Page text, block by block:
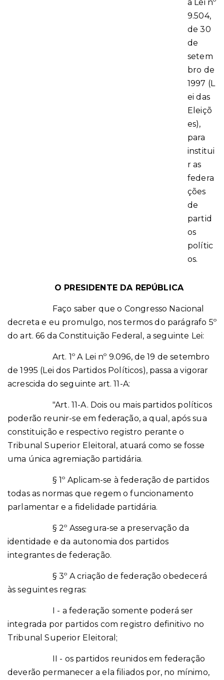
a Lei nº
9.504,
de 30
de
setem
bro de
1997 (L
ei das
Eleiçõ
es),
para
institui
r as
federa
ções
de
partid
os
polític
os.
O PRESIDENTE DA REPÚBLICA
Faço saber que o Congresso Nacional
decreta e eu promulgo, nos termos do parágrafo 5º
do art. 66 da Constituição Federal, a seguinte Lei:
Art. 1º A Lei nº 9.096, de 19 de setembro
de 1995 (Lei dos Partidos Políticos), passa a vigorar
acrescida do seguinte art. 11-A:
"Art. 11-A. Dois ou mais partidos políticos
poderão reunir-se em federação, a qual, após sua
constituição e respectivo registro perante o
Tribunal Superior Eleitoral, atuará como se fosse
uma única agremiação partidária.
§ 1º Aplicam-se à federação de partidos
todas as normas que regem o funcionamento
parlamentar e a fidelidade partidária.
§ 2º Assegura-se a preservação da
identidade e da autonomia dos partidos
integrantes de federação.
§ 3º A criação de federação obedecerá
às seguintes regras:
I - a federação somente poderá ser
integrada por partidos com registro definitivo no
Tribunal Superior Eleitoral;
II - os partidos reunidos em federação
deverão permanecer a ela filiados por, no mínimo,